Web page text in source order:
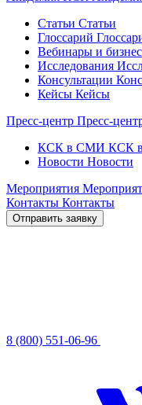
Статьи Статьи
Глоссарий
Вебинары и бизнес
Исследования
Консультации
Кейсы Кейсы
Пресс-центр Пресс-
КСК в СМИ КСК
Новости Новости
Мероприятия
Контакты Контакты
Отправить заявку
8 (800) 551-06-96